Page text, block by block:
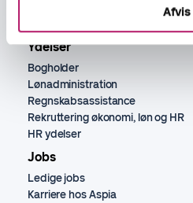
Afvis
Ydelser
Bogholder
Lønadministration
Regnskabsassistance
Rekruttering økonomi, løn og HR
HR ydelser
Jobs
Ledige jobs
Karriere hos Aspia